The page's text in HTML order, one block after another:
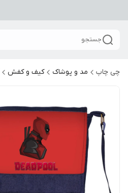
جستجو
چی چاپ مد و پوشاک کیف و کفش